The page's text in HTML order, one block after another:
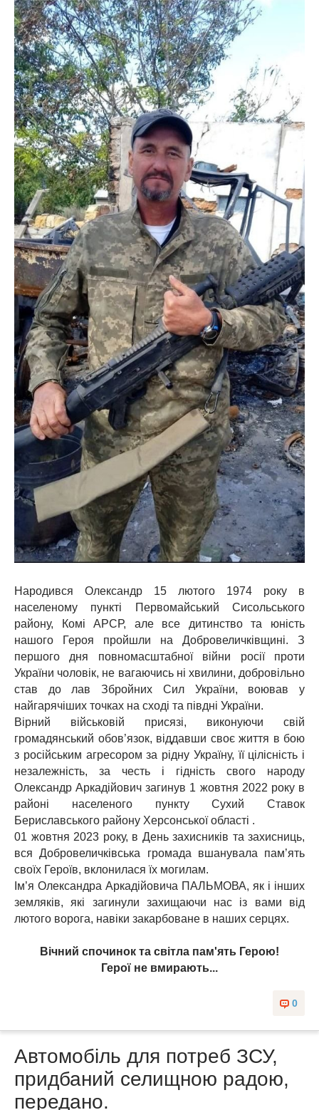
Народився Олександр 15 лютого 1974 року в
населеному пункті Первомайський Сисольського
району, Комі АРСР, але все дитинство та юність
нашого Героя пройшли на Добровеличківщині. З
першого дня повномасштабної війни росії проти
України чоловік, не вагаючись ні хвилини, добровільно
став до лав Збройних Сил України, воював у
найгарячіших точках на сході та півдні України.
Вірний військовій присязі, виконуючи свій
громадянський обов’язок, віддавши своє життя в бою
з російським агресором за рідну Україну, її цілісність і
незалежність, за честь і гідність свого народу
Олександр Аркадійович загинув 1 жовтня 2022 року в
районі населеного пункту Сухий Ставок
Бериславського району Херсонської області .
01 жовтня 2023 року, в День захисників та захисниць,
вся Добровеличківська громада вшанувала пам’ять
своїх Героїв, вклонилася їх могилам.
Ім’я Олександра Аркадійовича ПАЛЬМОВА, як і інших
земляків, які загинули захищаючи нас із вами від
лютого ворога, навіки закарбоване в наших серцях.
Вічний спочинок та світла пам'ять Герою!
Герої не вмирають...
0
Автомобіль для потреб ЗСУ,
придбаний селищною радою,
передано.